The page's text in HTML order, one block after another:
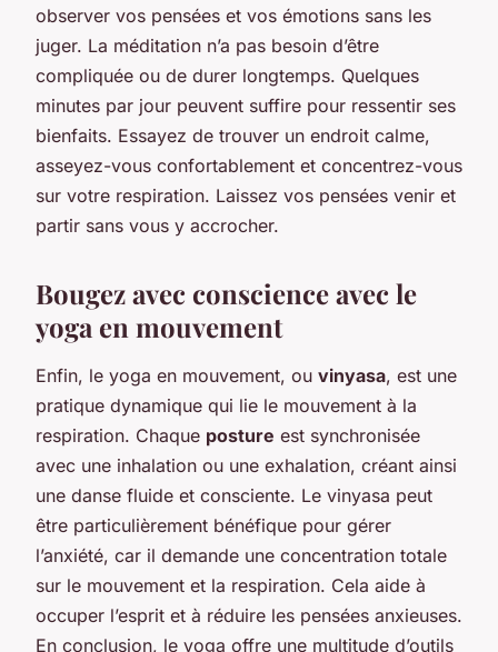
observer vos pensées et vos émotions sans les
juger. La méditation n’a pas besoin d’être
compliquée ou de durer longtemps. Quelques
minutes par jour peuvent suffire pour ressentir ses
bienfaits. Essayez de trouver un endroit calme,
asseyez-vous confortablement et concentrez-vous
sur votre respiration. Laissez vos pensées venir et
partir sans vous y accrocher.
Bougez avec conscience avec le
yoga en mouvement
Enfin, le yoga en mouvement, ou vinyasa, est une
pratique dynamique qui lie le mouvement à la
respiration. Chaque posture est synchronisée
avec une inhalation ou une exhalation, créant ainsi
une danse fluide et consciente. Le vinyasa peut
être particulièrement bénéfique pour gérer
l’anxiété, car il demande une concentration totale
sur le mouvement et la respiration. Cela aide à
occuper l’esprit et à réduire les pensées anxieuses.
En conclusion, le yoga offre une multitude d’outils